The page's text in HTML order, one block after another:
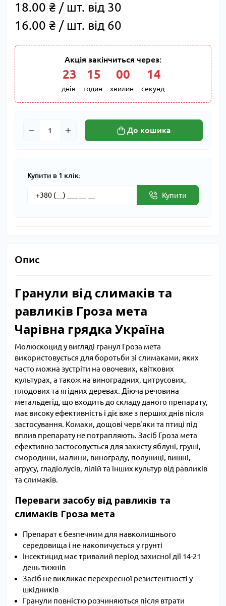
18.00 ₴ / шт. від 30
16.00 ₴ / шт. від 60
Акція закінчиться через:
23
днів
15
годин
00
хвилин
13
секунд
До кошика
Купити в 1 клік:
Купити
Опис
Гранули від слимаків та
равликів Гроза мета
Чарівна грядка Україна
Молюскоцид у вигляді гранул Гроза мета
використовується для боротьби зі слимаками, яких
часто можна зустріти на овочевих, квіткових
культурах, а також на виноградних, цитрусових,
плодових та ягідних деревах. Діюча речовина
метальдегід, що входить до складу даного препарату,
має високу ефективність і діє вже з перших днів після
застосування. Комахи, дощові черв'яки та птиці під
вплив препарату не потрапляють. Засіб Гроза мета
ефективно застосовується для захисту яблуні, груші,
смородини, малини, винограду, полуниці, вишні,
агрусу, гладіолусів, лілій та інших культур від равликів
та слимаків.
Переваги засобу від равликів та
слимаків Гроза мета
Препарат є безпечним для навколишнього
середовища і не накопичується у грунті
Інсектицид має тривалий період захисної дії 14-21
день тижнів
Засіб не викликає перехресної резистентності у
шкідників
Гранули повністю розчиняються після втрати